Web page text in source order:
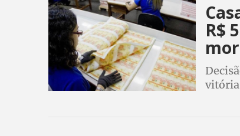
R$
vitória